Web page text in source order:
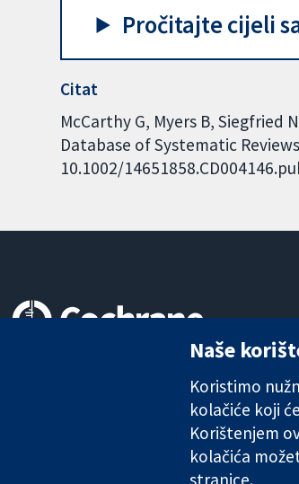
Pročitajte cijeli
Citat
McCarthy G, Myers B,
Database of Systematic
10.1002/
The Cochrane Collaboration is a charity (no.
Naše
Koristimo
kolačiće koji
Korištenjem
kolačića
stranice.